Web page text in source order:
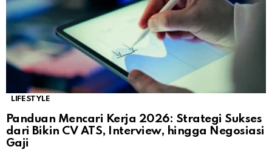
LIFESTYLE
Panduan Mencari Kerja 2026: Strategi Sukses
dari Bikin CV ATS, Interview, hingga Negosiasi
Gaji